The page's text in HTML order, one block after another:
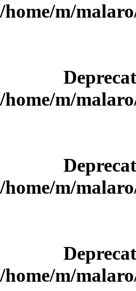
/home/m/
/home/m/
/home/m/
/home/m/